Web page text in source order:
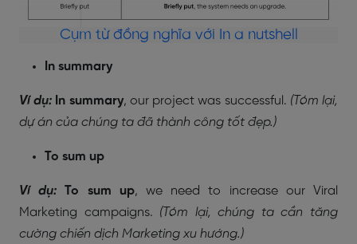
Cụm từ đồng nghĩa với In a nutshell
In summary
Ví dụ: In summary, our project was successful. (Tóm lại,
dự án của chúng ta đã thành công tốt đẹp.)
To sum up
Ví dụ: To sum up, we need to increase our Viral
Marketing campaigns. (Tóm lại, chúng ta cần tăng
cường chiến dịch Marketing xu hướng.)